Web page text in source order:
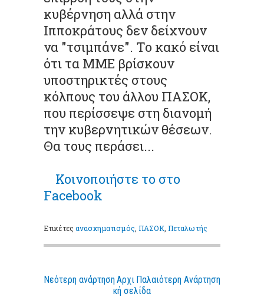
κυβέρνηση αλλά στην
Ιπποκράτους δεν δείχνουν
να "τσιμπάνε". Το κακό είναι
ότι τα ΜΜΕ βρίσκουν
υποστηρικτές στους
κόλπους του άλλου ΠΑΣΟΚ,
που περίσσεψε στη διανομή
την κυβερνητικών θέσεων.
Θα τους περάσει...
Κοινοποιήστε το στο
Facebook
Ετικέτεςανασχηματισμός ,ΠΑΣΟΚ, Πεταλωτής
Νεότερη ανάρτηση Παλαιότερη Ανάρτηση
Αρχι
κή σελίδα